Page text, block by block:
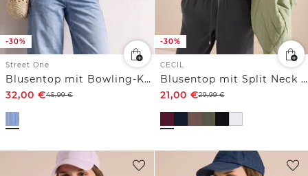
-30%
Street One
Blusentop mit Bowling-Kragen und Knoten
32,00 €45,99€
-30%
CECIL
Blusentop mit Split Neck und Bändern
21,00 €29,99€